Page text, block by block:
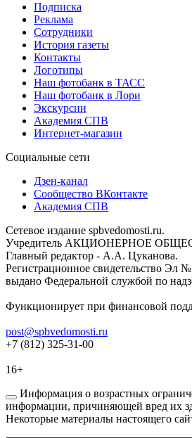
Подписка
Реклама
Сотрудники
История газеты
Контакты
Логотипы
Наш фотобанк в ТАСС
Наш фотобанк в Лори
Экскурсии
Академия СПВ
Интернет-магазин
Социальные сети
Дзен-канал
Сообщество ВКонтакте
Академия СПВ
Сетевое издание spbvedomosti.ru.
Учредитель АКЦИОНЕРНОЕ
Главный редактор - А.А. Цуканова.
Регистрационное свидетельство Эл
выдано Федеральной службой по
Функционирует при финансовой
post@spbvedomosti.ru
+7 (812) 325-31-00
16+
Информация о возрастных
информации, причиняющей вред их
Некоторые материалы настоящего